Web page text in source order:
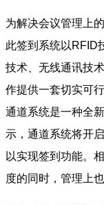
为解决会议管理上
此签到系统以RFID
技术、无线通讯技
作提供一套切实可
通道系统是一种全
示，通道系统将开
以实现签到功能。
度的同时，管理上